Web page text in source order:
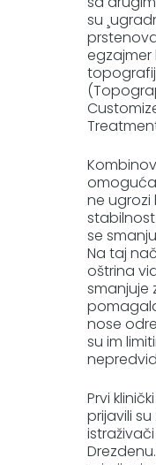
su
ne
se
Na taj
oštrina
smanjuje
nose
su im
Prvi
prijavili